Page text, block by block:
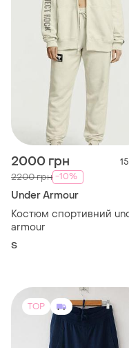
2000 грн
2200 грн -10%
Under Armour
Костюм спортивний
armour
S
TOP